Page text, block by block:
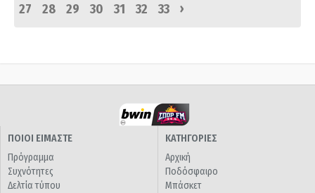
27
28 29 30 31 32 33 ›
ΠΟΙΟΙ ΕΙΜΑΣΤΕ
Πρόγραμμα
Συχνότητες
Δελτία τύπου
ΚΑΤΗΓΟΡΙΕΣ
Αρχική
Ποδόσφαιρο
Μπάσκετ